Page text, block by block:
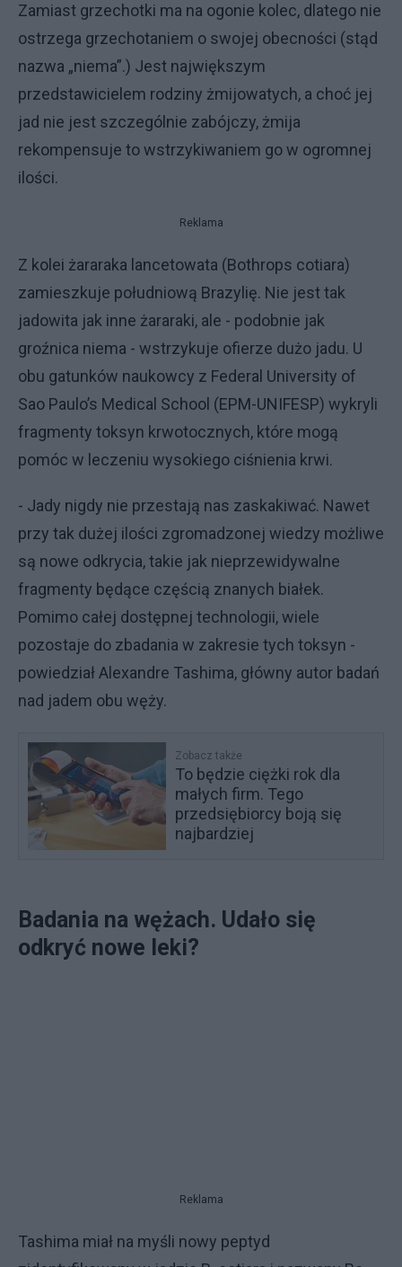
Zamiast grzechotki ma na ogonie kolec, dlatego nie
ostrzega grzechotaniem o swojej obecności (stąd
nazwa „niema”.) Jest największym
przedstawicielem rodziny żmijowatych, a choć jej
jad nie jest szczególnie zabójczy, żmija
rekompensuje to wstrzykiwaniem go w ogromnej
ilości.
Reklama
Z kolei żararaka lancetowata (Bothrops cotiara)
zamieszkuje południową Brazylię. Nie jest tak
jadowita jak inne żararaki, ale - podobnie jak
groźnica niema - wstrzykuje ofierze dużo jadu. U
obu gatunków naukowcy z Federal University of
Sao Paulo’s Medical School (EPM-UNIFESP) wykryli
fragmenty toksyn krwotocznych, które mogą
pomóc w leczeniu wysokiego ciśnienia krwi.
- Jady nigdy nie przestają nas zaskakiwać. Nawet
przy tak dużej ilości zgromadzonej wiedzy możliwe
są nowe odkrycia, takie jak nieprzewidywalne
fragmenty będące częścią znanych białek.
Pomimo całej dostępnej technologii, wiele
pozostaje do zbadania w zakresie tych toksyn -
powiedział Alexandre Tashima, główny autor badań
nad jadem obu węży.
Zobacz także
To będzie ciężki rok dla
małych firm. Tego
przedsiębiorcy boją się
najbardziej
Badania na wężach. Udało się
odkryć nowe leki?
Reklama
Tashima miał na myśli nowy peptyd